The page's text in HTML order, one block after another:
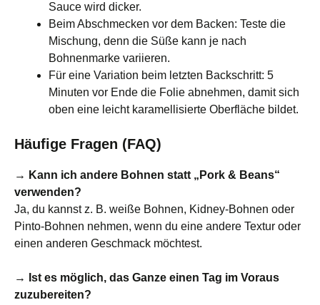
Sauce wird dicker.
Beim Abschmecken vor dem Backen: Teste die
Mischung, denn die Süße kann je nach
Bohnenmarke variieren.
Für eine Variation beim letzten Backschritt: 5
Minuten vor Ende die Folie abnehmen, damit sich
oben eine leicht karamellisierte Oberfläche bildet.
Häufige Fragen (FAQ)
→ Kann ich andere Bohnen statt „Pork & Beans“
verwenden?
Ja, du kannst z. B. weiße Bohnen, Kidney-Bohnen oder
Pinto-Bohnen nehmen, wenn du eine andere Textur oder
einen anderen Geschmack möchtest.
→ Ist es möglich, das Ganze einen Tag im Voraus
zuzubereiten?